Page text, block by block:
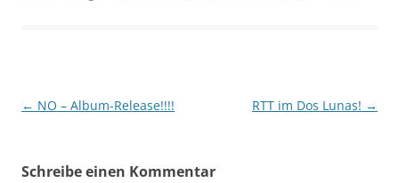
Beitragsnavigation
← NO – Album-Release!!!! RTT im Dos Lunas! →
Schreibe einen Kommentar